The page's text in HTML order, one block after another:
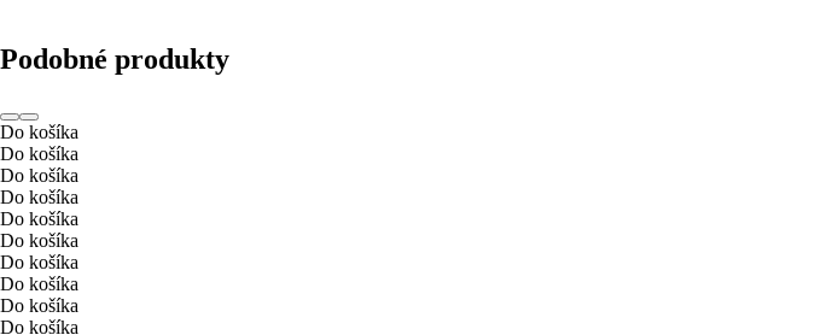
Podobné produkty
Do košíka
Do košíka
Do košíka
Do košíka
Do košíka
Do košíka
Do košíka
Do košíka
Do košíka
Do košíka